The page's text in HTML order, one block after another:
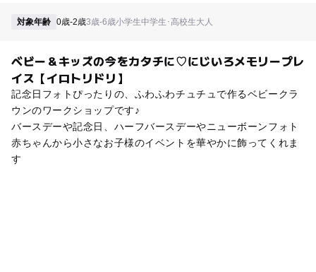
対象年齢 0歳-2歳3歳-6歳小学生中学生･高校生大人
ベビー＆キッズの今をカタチに♡にじいろメモリープレ
イス【イロトリドリ】
記念日フォトぴったりの、ふわふわチュチュで作るベビークラ
ウンのワークショップです♪
バースデーや記念日、ハーフバースデーやニューボーンフォト
赤ちゃんから小さなお子様のイベントを華やかに飾ってくれま
す